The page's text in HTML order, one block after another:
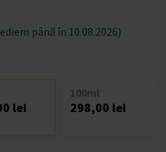
până în 10.08.2026)
lei
100ml
298,00 lei